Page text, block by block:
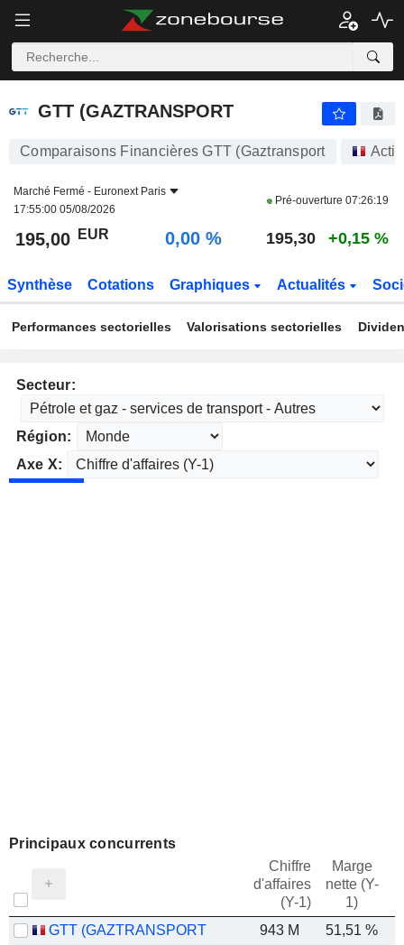
GTT (GAZTRANSPORT
GTT (GAZTRANSPORT
Comparaisons Financières GTT (Gaztransport
Marché Fermé - Euronext Paris
17:55:00 05/08/2026
Pré-ouverture 07:26:19
195,00 EUR 0,00 % 195,30 +0,15 %
Synthèse Cotations Graphiques Actualités
Performances sectorielles Valorisations sectorielles
Secteur:
Région:
Axe X:
Principaux concurrents
Chiffre
d'affaires
(Y-1)
Marge
nette (Y-
1)
GTT (GAZTRANSPORT 943 M 51,51 %